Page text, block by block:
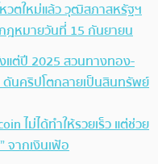
หวตใหม่แล้ว วุฒิสภาสหรัฐฯ
ฎหมายวันที่ 15 กันยายน
แต่ปี 2025 สวนทางทอง-
นคริปโตกลายเป็นสินทรัพย์
ไม่ได้ทำให้รวยเร็ว แต่ช่วย
จากเงินเฟ้อ